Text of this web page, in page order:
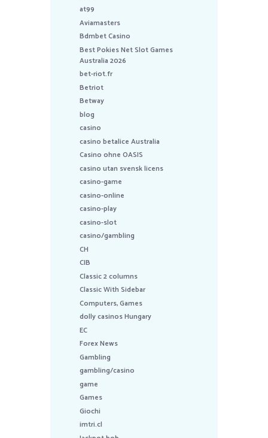
at99
Aviamasters
Bdmbet Casino
Best Pokies Net Slot Games
Australia 2026
bet-riot.fr
Betriot
Betway
blog
casino
casino betalice Australia
Casino ohne OASIS
casino utan svensk licens
casino-game
casino-online
casino-play
casino-slot
casino/gambling
CH
CIB
Classic 2 columns
Classic With Sidebar
Computers, Games
dolly casinos Hungary
EC
Forex News
Gambling
gambling/casino
game
Games
Giochi
imtri.cl